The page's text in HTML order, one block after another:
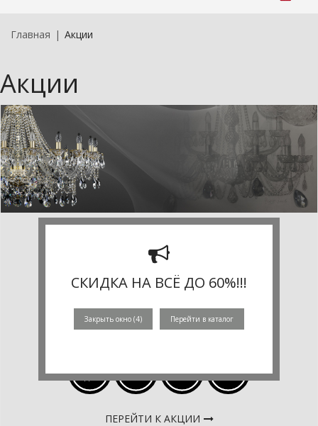
Главная Акции
Акции
СЕЗОННЫЕ СКИДКИ !
СКИДКА ДО 50%
ПЕРЕЙТИ К АКЦИИ
СКИДКА НА ВСЁ ДО 60%!!!
Закрыть окно (4) Перейти в каталог